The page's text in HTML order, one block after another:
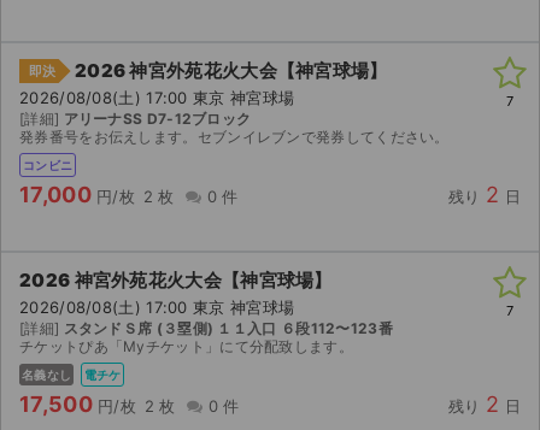
即決 2026 神宮外苑花火大会【神宮球場】
2026/08/08(土) 17:00 東京 神宮球場
[詳細] アリーナSS D7-12ブロック
発券番号をお伝えします。セブンイレブンで発券してください。
コンビニ
17,000 円/枚 2 枚 0 件 残り 2 日
7
2026 神宮外苑花火大会【神宮球場】
2026/08/08(土) 17:00 東京 神宮球場
[詳細] スタンドＳ席 (３塁側) １１入口 ６段112〜123番
チケットぴあ「Myチケット」にて分配致します。
名義なし 電チケ
17,500 円/枚 2 枚 0 件 残り 2 日
7